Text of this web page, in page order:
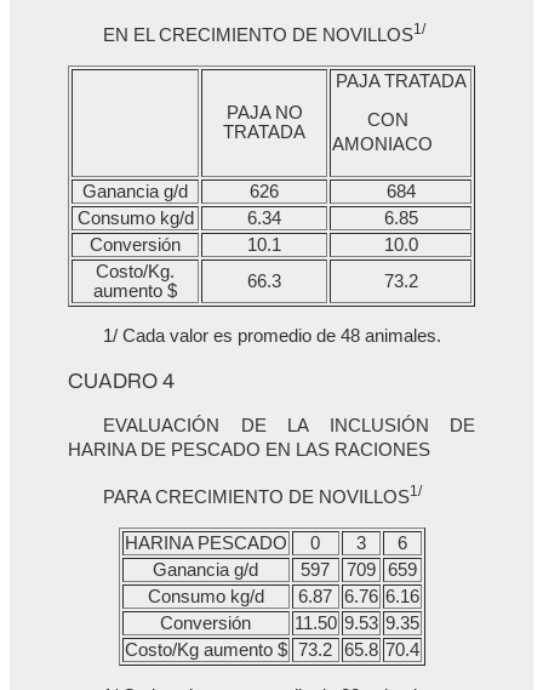
EN EL CRECIMIENTO DE NOVILLOS1/
PAJA NO
TRATADA
PAJA TRATADA
CON
AMONIACO
Ganancia g/d 626
684
Consumo kg/d
6.34
6.85
Conversión
10.1
10.0
Costo/Kg.
aumento $
66.3 73.2
1/ Cada valor es promedio de 48 animales.
CUADRO 4
EVALUACIÓN DE LA INCLUSIÓN DE
HARINA DE PESCADO EN LAS RACIONES
PARA CRECIMIENTO DE NOVILLOS1/
HARINA PESCADO 0 3
6
Ganancia g/d
597 709
659
Consumo kg/d
6.87 6.76 6.16
Conversión
11.50 9.53 9.35
Costo/Kg aumento $ 73.2 65.8 70.4